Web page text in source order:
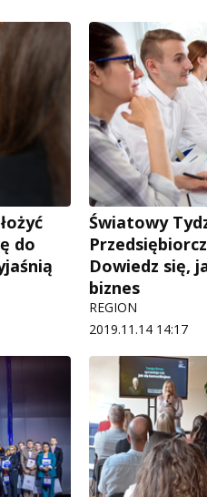
do
Światowy
Dowiedz się,
biznes
REGION
2019.11.14 14:17